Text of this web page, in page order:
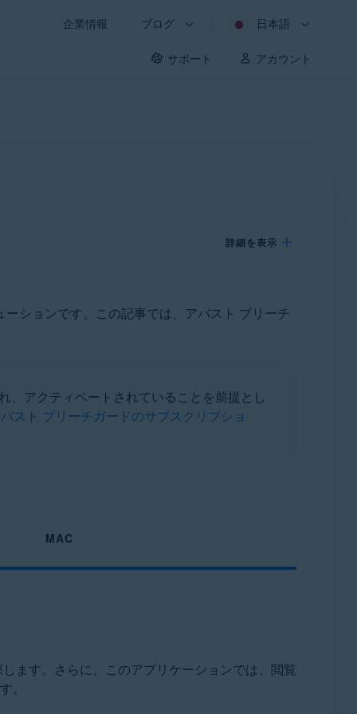
企業情報 ブログ 日本語
サポート アカウント
詳細を表示
ションです。この記事では、アバスト ブリーチ
、アクティベートされていることを前提とし
スト ブリーチガードのサブスクリプショ
MAC
ます。さらに、このアプリケーションでは、閲覧
。